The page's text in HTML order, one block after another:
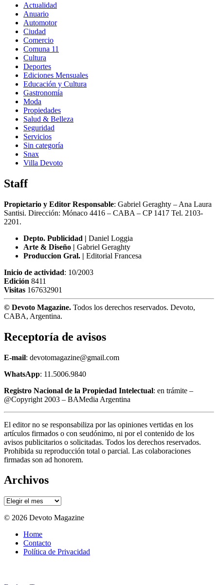
Actualidad
Anuario
Automotor
Ciudad
Comercio
Comuna 11
Cultura
Deportes
Ediciones Mensuales
Educación y Cultura
Gastronomía
Moda
Propiedades
Salud & Belleza
Seguridad
Servicios
Sin categoría
Snax
Villa Devoto
Staff
Propietario y Editor Responsable: Gabriel Geraghty – Ana Laura
Santisi. Dirección: Mónaco 4416 – CABA – CP 1417 Tel. 2103-
2201.
Depto. Publicidad | Daniel Loggia
Arte & Diseño | Gabriel Geraghty
Produccion Gral. | Editorial Francesa
Inicio de actividad: 10/2003
Edición 8411
Visitas 167632901
© Devoto Magazine. Todos los derechos reservados. Devoto,
CABA, Argentina.
Receptoría de avisos
E-mail: devotomagazine@gmail.com
WhatsApp: 11.5006.9840
Registro Nacional de la Propiedad Intelectual: en trámite –
@Copyright 2003 – BAMedia Argentina
El editor no se responsabiliza por las opiniones vertidas en los
artículos firmados o con seudónimo, ni por el contenido de los
avisos publicitarios o solicitadas. Todos los derechos reservados.
Prohibida su reproducción total o parcial. Las colaboraciones
firmadas son ad honorem.
Archivos
Archivos
© 2026 Devoto Magazine
Home
Contacto
Política de Privacidad